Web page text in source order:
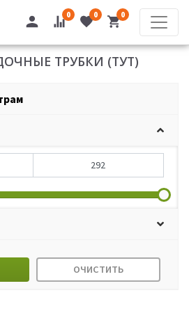
0 0 0
ТРУБКИ (ТУТ)
ОЧИСТИТЬ